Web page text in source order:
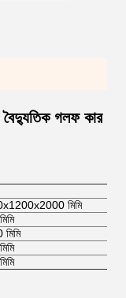
গলফ কার
মিমি